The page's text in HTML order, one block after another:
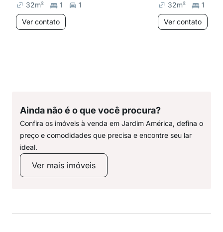
32m² 1
1
Ver contato
32m² 1
Ver contato
Ainda não é o que você procura?
Confira os imóveis à venda em Jardim América, defina o
preço e comodidades que precisa e encontre seu lar
ideal.
Ver mais imóveis